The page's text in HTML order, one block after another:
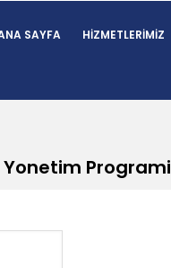
SAYFA HIZMETLERIMIZ
Yonetim Programi